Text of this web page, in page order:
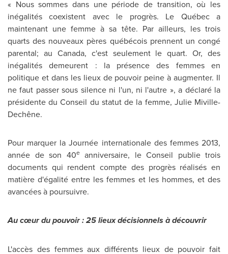
« Nous sommes dans une période de transition, où les
inégalités coexistent avec le progrès. Le Québec a
maintenant une femme à sa tête. Par ailleurs, les trois
quarts des nouveaux pères québécois prennent un congé
parental; au Canada, c'est seulement le quart. Or, des
inégalités demeurent : la présence des femmes en
politique et dans les lieux de pouvoir peine à augmenter. Il
ne faut passer sous silence ni l'un, ni l'autre », a déclaré la
présidente du Conseil du statut de la femme, Julie Miville-
Dechêne.
Pour marquer la Journée internationale des femmes 2013,
année de son 40eanniversaire, le Conseil publie trois
documents qui rendent compte des progrès réalisés en
matière d'égalité entre les femmes et les hommes, et des
avancées à poursuivre.
Au cœur du pouvoir : 25 lieux décisionnels à découvrir
L'accès des femmes aux différents lieux de pouvoir fait